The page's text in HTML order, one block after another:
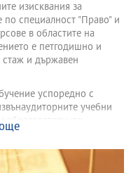
изисквания за
специалност "Право" и
в областите на
е петгодишно и
стаж и държавен
успоредно с
учебни
език,
лекционни